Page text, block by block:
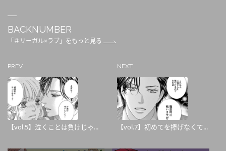
BACKNUMBER
「＃リーガル×ラブ」をもっと見る
PREV
【vol.5】泣くことは負けじゃ...
NEXT
【vol.7】初めてを捧げなくて...